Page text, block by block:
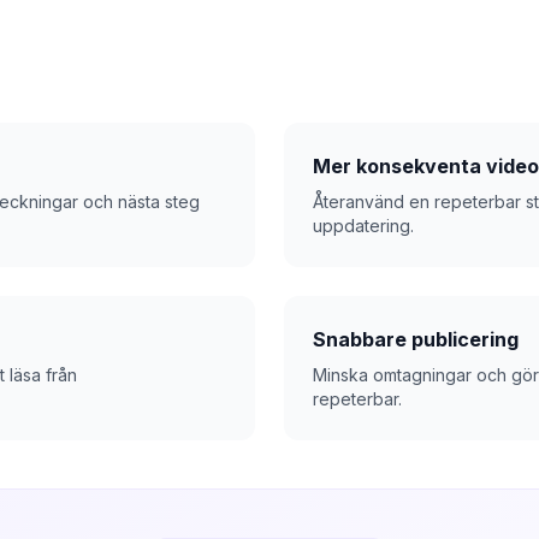
och nästa steg
Mer konsekventa
Återanvänd en repeterbar
uppdatering.
läsa från
Snabbare publicering
Minska omtagningar och
repeterbar.